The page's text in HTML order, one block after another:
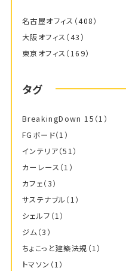
名古屋オフィス （408）
大阪オフィス （43）
東京オフィス （169）
タグ
BreakingDown 15 （1）
FGボード（1）
インテリア（51）
カーレース （1）
カフェ（3）
サステナブル （1）
シェルフ （1）
ジム（3）
ちょこっと建築法規 （1）
トマソン （1）